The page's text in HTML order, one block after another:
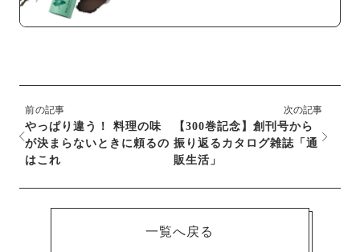
前の記事
やっぱり違う！ 料理の味
が決まらないときに頼るの
はこれ
次の記事
【300巻記念】創刊号から
振り返るカタログ雑誌「通
販生活」
一覧へ戻る